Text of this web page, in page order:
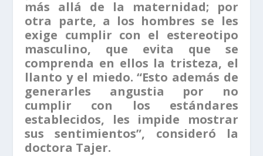
más allá de la maternidad; por
otra parte, a los hombres se les
exige cumplir con el estereotipo
masculino, que evita que se
comprenda en ellos la tristeza, el
llanto y el miedo. “Esto además de
generarles angustia por no
cumplir con los estándares
establecidos, les impide mostrar
sus sentimientos”, consideró la
doctora Tajer.